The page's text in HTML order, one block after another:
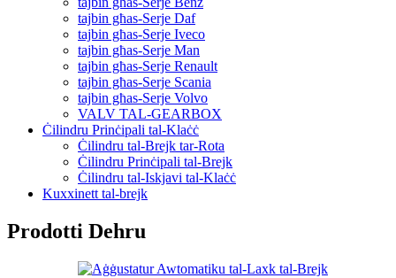
tajbin għas-Serje Daf
tajbin għas-Serje Iveco
tajbin għas-Serje Man
tajbin għas-Serje Renault
tajbin għas-Serje Scania
tajbin għas-Serje Volvo
VALV TAL-GEARBOX
Ċilindru Prinċipali tal-Klaċċ
Ċilindru tal-Brejk tar-Rota
Ċilindru Prinċipali tal-Brejk
Ċilindru tal-Iskjavi tal-Klaċċ
Kuxxinett tal-brejk
Prodotti Dehru